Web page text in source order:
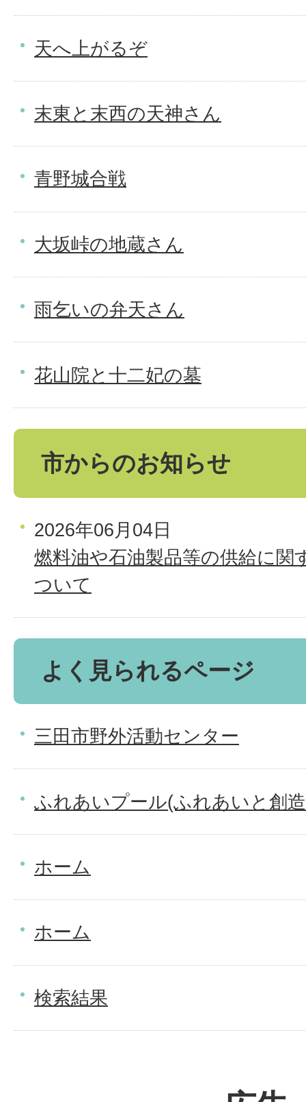
天へ上がるぞ
末東と末西の天神さん
青野城合戦
大坂峠の地蔵さん
雨乞いの弁天さん
花山院と十二妃の墓
市からのお知らせ
2026年06月04日
燃料油や石油製品等の供給に関
ついて
よく見られるページ
三田市野外活動センター
ふれあいプール(ふれあいと創
ホーム
ホーム
検索結果